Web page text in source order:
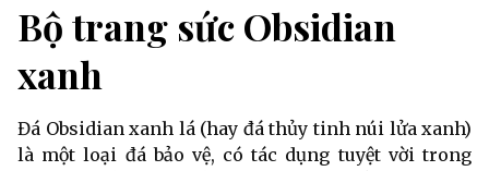
Bộ trang sức Obsidian
xanh
Đá Obsidian xanh lá (hay đá thủy tinh núi lửa xanh)
là một loại đá bảo vệ, có tác dụng tuyệt vời trong